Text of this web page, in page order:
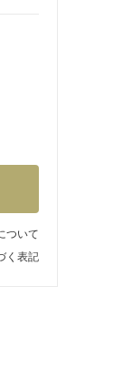
ついて
く表記